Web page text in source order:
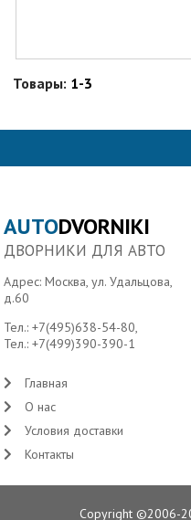
Товары: 1-3
AUTODVORNIKI
ДВОРНИКИ ДЛЯ АВТО
Адрес: Москва, ул. Удальцова,
д.60
Тел.:+7(495)638-54-80,
Тел.:+7(499)390-390-1
Главная
О нас
Условия доставки
Контакты
Copyright ©2006-